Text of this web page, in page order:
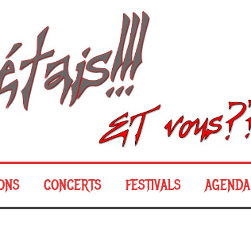
CONCERTS FESTIVALS AGENDA